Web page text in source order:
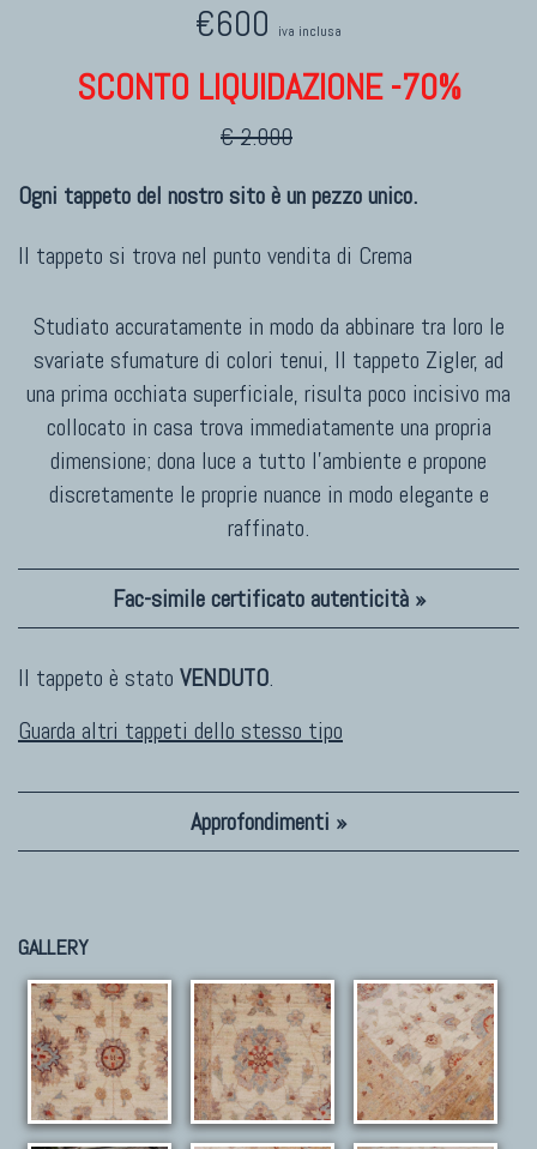
€600 iva inclusa
SCONTO LIQUIDAZIONE -70%
€ 2.000
Ogni tappeto del nostro sito è un pezzo unico.
Il tappeto si trova nel punto vendita di Crema
Studiato accuratamente in modo da abbinare tra loro le
svariate sfumature di colori tenui, Il tappeto Zigler, ad
una prima occhiata superficiale, risulta poco incisivo ma
collocato in casa trova immediatamente una propria
dimensione; dona luce a tutto l'ambiente e propone
discretamente le proprie nuance in modo elegante e
raffinato.
Fac-simile certificato autenticità »
Il tappeto è stato VENDUTO.
Guarda altri tappeti dello stesso tipo
Approfondimenti »
GALLERY